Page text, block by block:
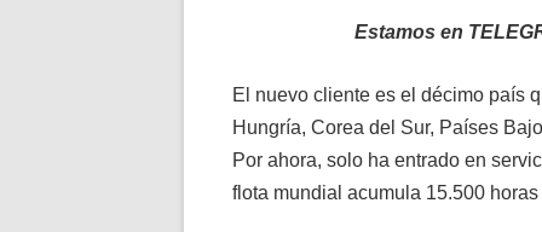
Estamos en
El nuevo cliente es el décimo país
Hungría, Corea del Sur, Países
Por ahora, solo ha entrado en
flota mundial acumula 15.500